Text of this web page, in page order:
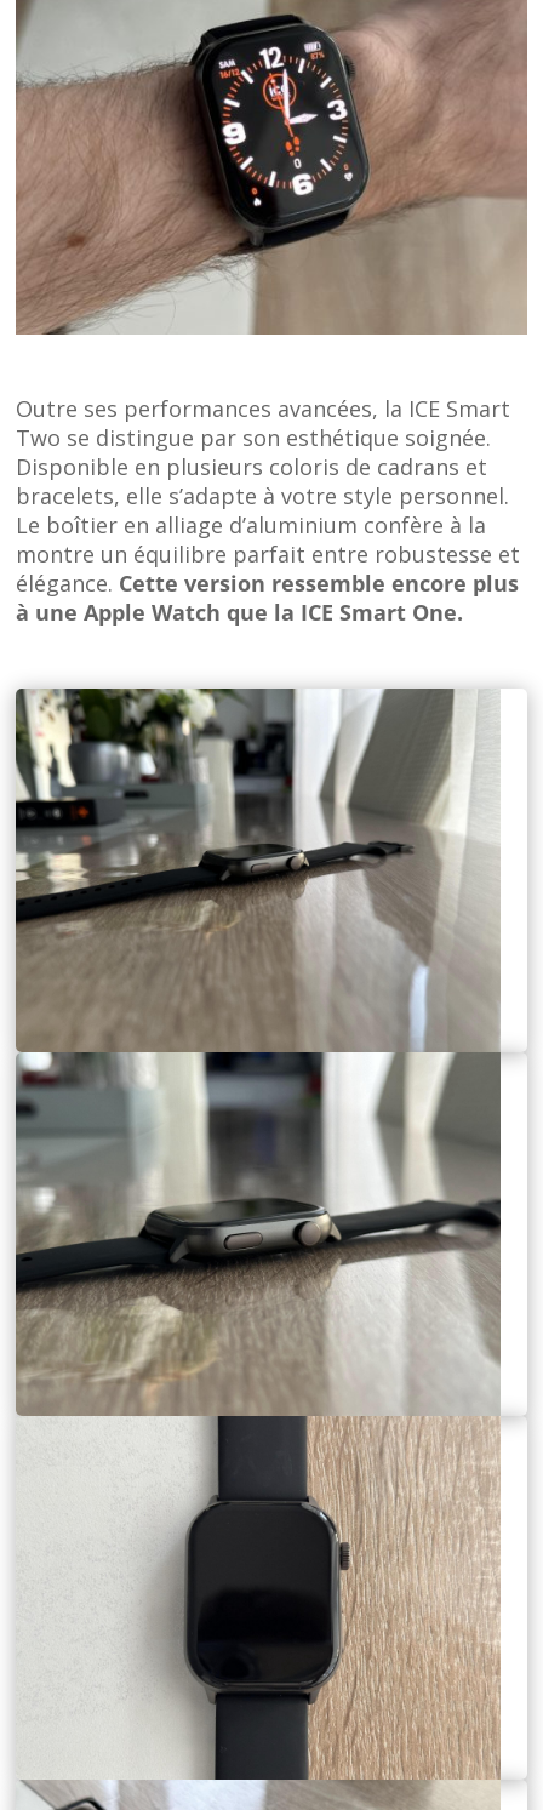
Outre ses performances avancées, la ICE Smart
Two se distingue par son esthétique soignée.
Disponible en plusieurs coloris de cadrans et
bracelets, elle s’adapte à votre style personnel.
Le boîtier en alliage d’aluminium confère à la
montre un équilibre parfait entre robustesse et
élégance. Cette version ressemble encore plus
à une Apple Watch que la ICE Smart One.